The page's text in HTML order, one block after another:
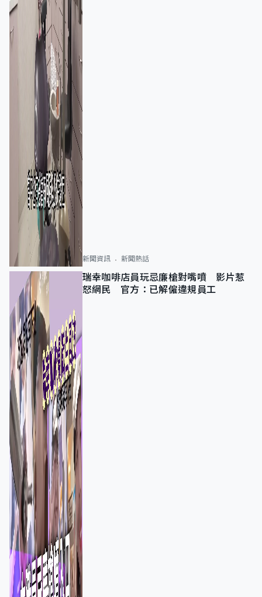
新聞資訊 新聞熱話
瑞幸咖啡店員玩忌廉槍對嘴噴 影片惹
怒網民 官方：已解僱違規員工